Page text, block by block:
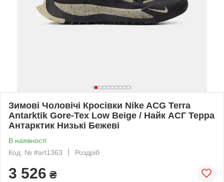
Зимові Чоловічі Кросівки Nike ACG Terra
Antarktik Gore-Tex Low Beige / Найк АСГ Терра
Антарктик Низькі Бежеві
В наявності
Код: № #art1363
Роздріб
3 526 ₴